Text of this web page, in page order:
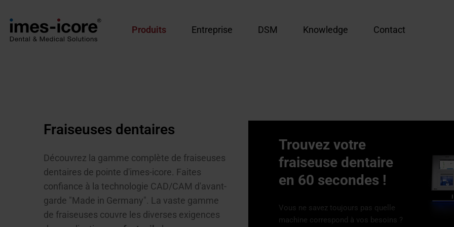
Produits Entreprise DSM Knowledge Contact
Fraiseuses dentaires
Découvrez la gamme complète de fraiseuses
dentaires de pointe d'imes-icore. Faites
confiance à la technologie CAD/CAM d'avant-
garde "Made in Germany". La vaste gamme
de fraiseuses couvre les diverses exigences
Trouvez votre
fraiseuse dentaire
en 60 secondes !
Vous ne savez toujours pas quelle
machine correspond à vos besoins ?